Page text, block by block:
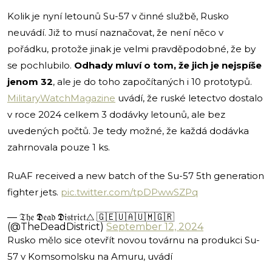
Kolik je nyní letounů Su-57 v činné službě, Rusko
neuvádí. Již to musí naznačovat, že není něco v
pořádku, protože jinak je velmi pravděpodobné, že by
se pochlubilo. Odhady mluví o tom, že jich je nejspíše
jenom 32, ale je do toho započítaných i 10 prototypů.
MilitaryWatchMagazine uvádí, že ruské letectvo dostalo
v roce 2024 celkem 3 dodávky letounů, ale bez
uvedených počtů. Je tedy možné, že každá dodávka
zahrnovala pouze 1 ks.
RuAF received a new batch of the Su-57 5th generation
fighter jets. pic.twitter.com/tpDPwwSZPq
— 𝔗𝔥𝔢 𝕯𝔢𝔞𝔡 𝕯𝔦𝔰𝔱𝔯𝔦𝔠𝔱△ 🇬🇪🇺🇦🇺🇲🇬🇷
(@TheDeadDistrict) September 12, 2024
Rusko mělo sice otevřít novou továrnu na produkci Su-
57 v Komsomolsku na Amuru, uvádí